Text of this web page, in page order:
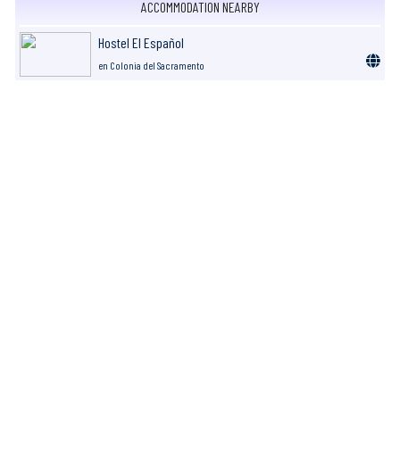
ACCOMMODATION NEARBY
Hostel El Español
en Colonia del Sacramento